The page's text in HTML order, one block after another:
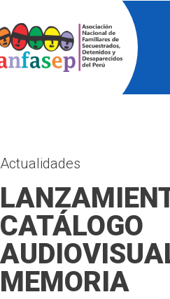
Actualidades
CATÁLOGO
MEMORIA